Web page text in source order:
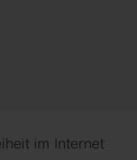
im Internet